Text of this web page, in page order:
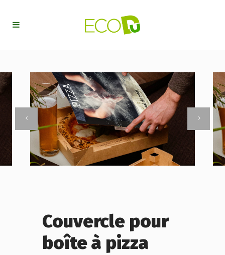
Couvercle pour
boîte à pizza